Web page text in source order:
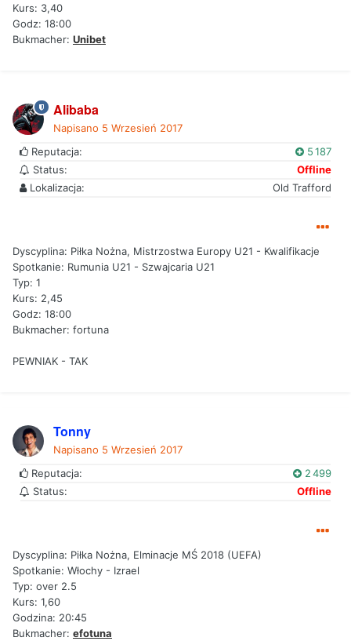
Kurs: 3,40
Godz: 18:00
Bukmacher: Unibet
Alibaba
Napisano 5 Wrzesień 2017
Reputacja:
5 187
Status:
Offline
Lokalizacja:
Old Trafford
Dyscyplina: Piłka Nożna, Mistrzostwa Europy U21 - Kwalifikacje
Spotkanie: Rumunia U21 - Szwajcaria U21
Typ: 1
Kurs: 2,45
Godz: 18:00
Bukmacher: fortuna
PEWNIAK - TAK
Tonny
Napisano 5 Wrzesień 2017
Reputacja:
2 499
Status:
Offline
Dyscyplina: Piłka Nożna, Elminacje MŚ 2018 (UEFA)
Spotkanie: Włochy - Izrael
Typ: over 2.5
Kurs: 1,60
Godzina: 20:45
Bukmacher: efotuna